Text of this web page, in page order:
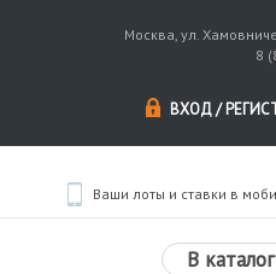
Москва, ул.
8
ВХОД /
Ваши лоты и ставки в
В каталог